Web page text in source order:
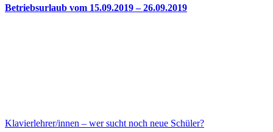
Betriebsurlaub vom 15.09.2019 – 26.09.2019
Klavierlehrer/innen – wer sucht noch neue Schüler?